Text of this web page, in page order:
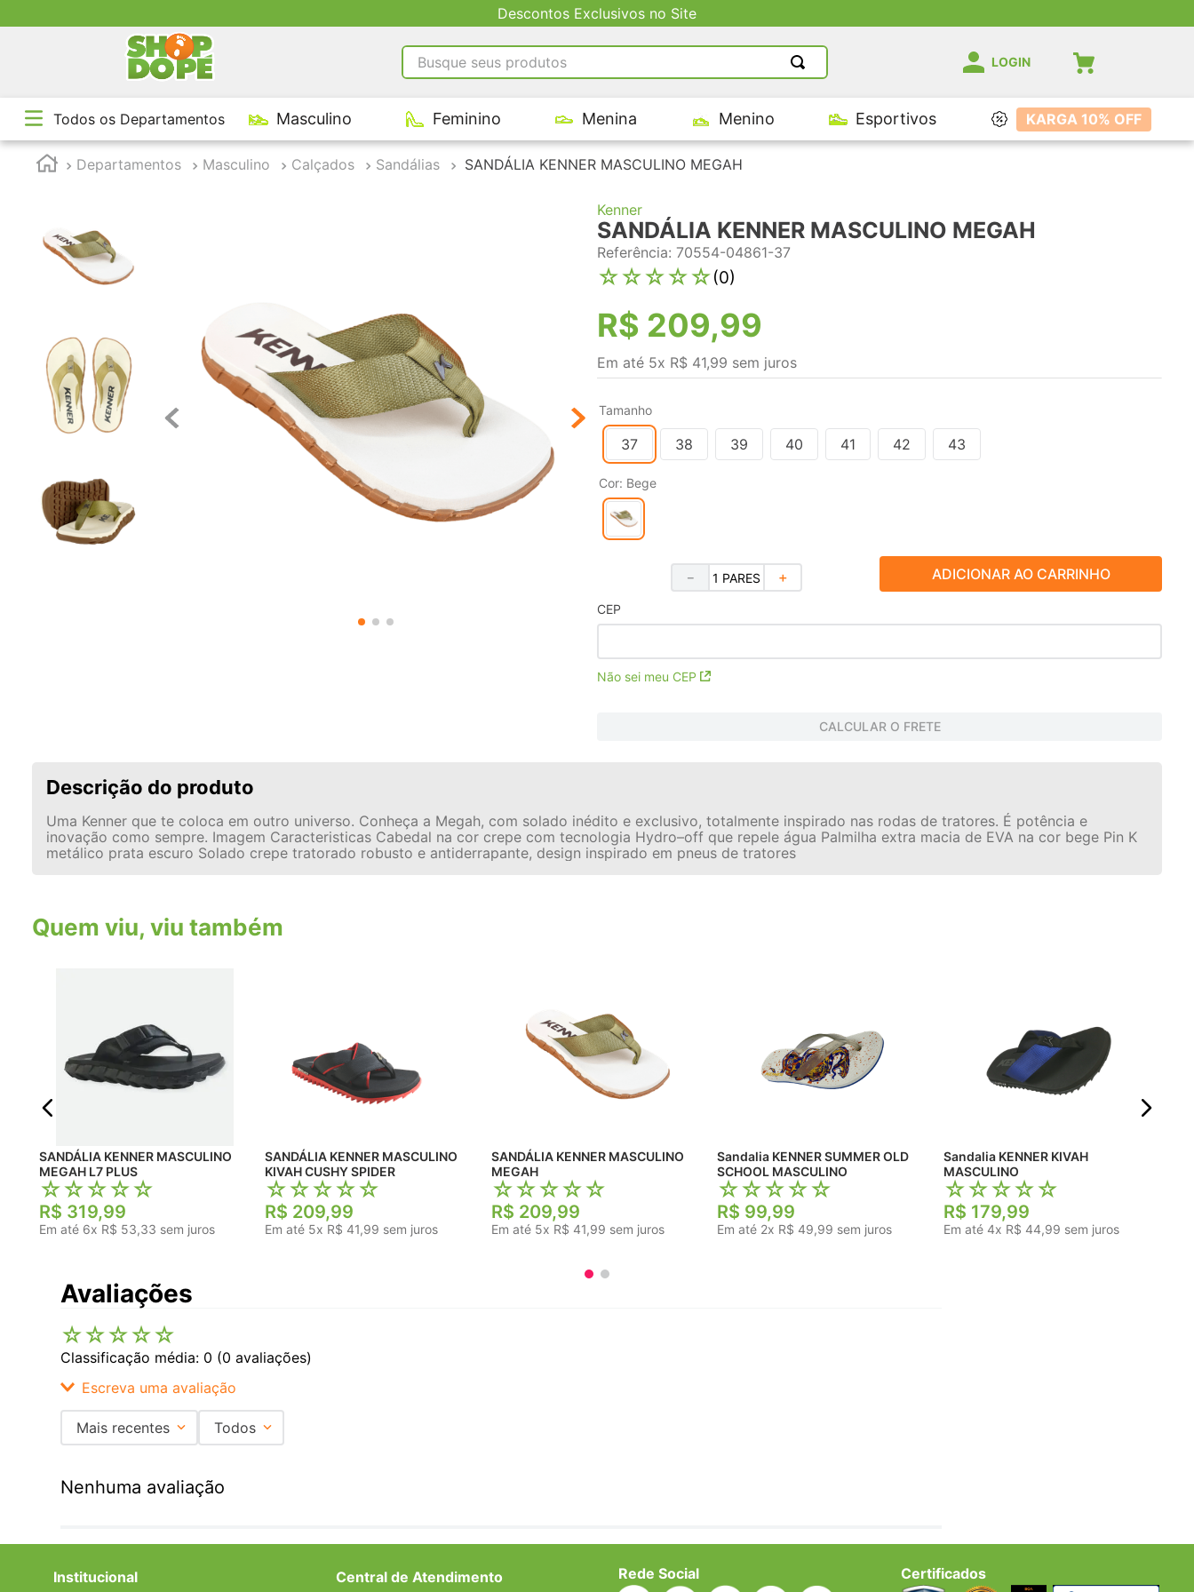
Descontos Exclusivos no Site
Busque seus produtos LOGIN
Todos os Departamentos Masculino Feminino Menina Menino Esportivos KARGA 10% OFF
Departamentos Masculino Calçados Sandálias SANDÁLIA KENNER MASCULINO MEGAH
Kenner
SANDÁLIA KENNER MASCULINO MEGAH
Referência: 70554-04861-37
☆☆☆☆☆(0)
R$ 209,99
Em até 5x R$ 41,99 sem juros
Tamanho
37 38 39 40 41 42 43
Cor: Bege
＋
－ ADICIONAR AO CARRINHO
CEP
Não sei meu CEP
CALCULAR O FRETE
Descrição do produto
Uma Kenner que te coloca em outro universo. Conheça a Megah, com solado inédito e exclusivo, totalmente inspirado nas rodas de tratores. É potência e
inovação como sempre. Imagem Caracteristicas Cabedal na cor crepe com tecnologia Hydro–off que repele água Palmilha extra macia de EVA na cor bege Pin K
metálico prata escuro Solado crepe tratorado robusto e antiderrapante, design inspirado em pneus de tratores
Quem viu, viu também
SANDÁLIA KENNER MASCULINO
MEGAH L7 PLUS
☆☆☆☆☆
R$ 319,99
Em até 6x R$ 53,33 sem juros
SANDÁLIA KENNER MASCULINO
KIVAH CUSHY SPIDER
☆☆☆☆☆
R$ 209,99
Em até 5x R$ 41,99 sem juros
SANDÁLIA KENNER MASCULINO
MEGAH
☆☆☆☆☆
R$ 209,99
Em até 5x R$ 41,99 sem juros
Sandalia KENNER SUMMER OLD
SCHOOL MASCULINO
☆☆☆☆☆
R$ 99,99
Em até 2x R$ 49,99 sem juros
Sandalia KENNER KIVAH
MASCULINO
☆☆☆☆☆
R$ 179,99
Em até 4x R$ 44,99 sem juros
Avaliações
☆☆☆☆☆
Classificação média: 0 (0 avaliações)
Escreva uma avaliação
Título
Avalie o produto de 1 a 5 estrelas
Mais recentes Todos
Nenhuma avaliação
Institucional Central de Atendimento Rede Social Certificados
TERMOS MAIS BUSCADOS
tênis masculino
tenis feminino